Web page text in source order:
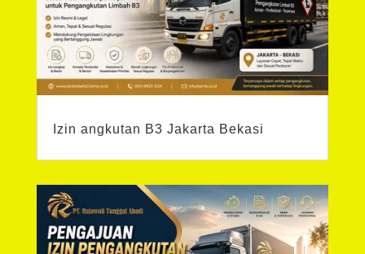
Izin angkutan B3 Jakarta Bekasi